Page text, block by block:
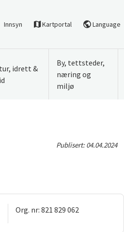
Innsyn Kartportal Language
idrett &
By, tettsteder,
næring og
miljø
Publisert:04.04.2024
Org. nr: 821 829 062